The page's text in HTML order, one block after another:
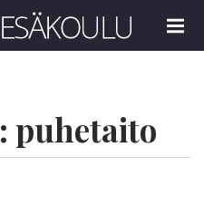
MENU
puhetaito